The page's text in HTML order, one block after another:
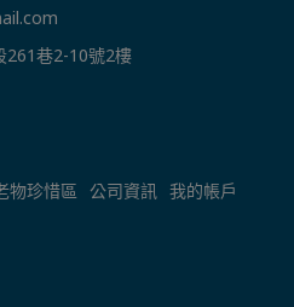
261巷2-10號2樓
物珍惜區 公司資訊 我的帳戶